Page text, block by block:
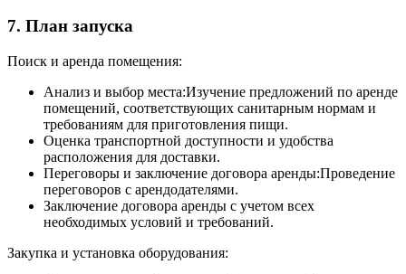
7. План запуска
Поиск и аренда помещения:
Анализ и выбор места:Изучение предложений по аренде
помещений, соответствующих санитарным нормам и
требованиям для приготовления пищи.
Оценка транспортной доступности и удобства
расположения для доставки.
Переговоры и заключение договора аренды:Проведение
переговоров с арендодателями.
Заключение договора аренды с учетом всех
необходимых условий и требований.
Закупка и установка оборудования: